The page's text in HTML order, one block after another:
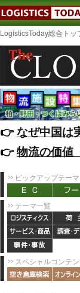
LogisticsToday総合トッ
👉️なぜ中国は
👉️物流の価値
ピックアップテーマ
テーマ一覧
スペシャルコンテ